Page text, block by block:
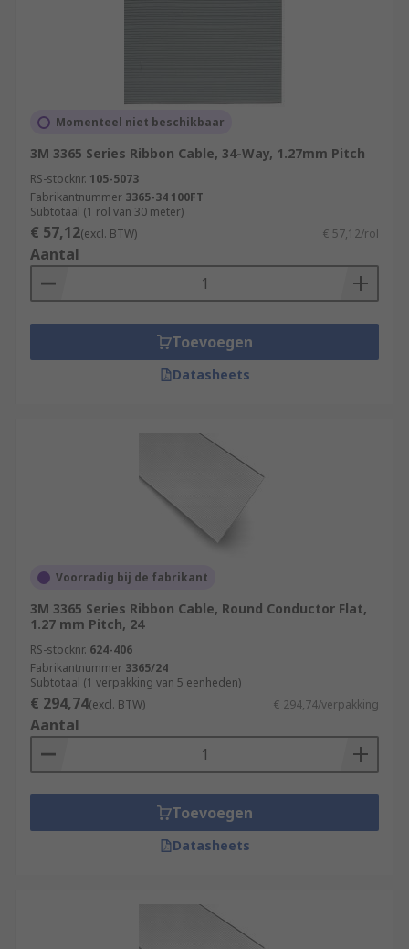
Momenteel niet beschikbaar
3M 3365 Series Ribbon Cable, 34-Way, 1.27mm Pitch
RS-stocknr. 105-5073
Fabrikantnummer 3365-34 100FT
Subtotaal (1 rol van 30 meter)
€ 57,12(excl. BTW) € 57,12/rol
Aantal
Toevoegen
Datasheets
Voorradig bij de fabrikant
3M 3365 Series Ribbon Cable, Round Conductor Flat,
1.27 mm Pitch, 24
RS-stocknr. 624-406
Fabrikantnummer 3365/24
Subtotaal (1 verpakking van 5 eenheden)
€ 294,74(excl. BTW) € 294,74/verpakking
Aantal
Toevoegen
Datasheets